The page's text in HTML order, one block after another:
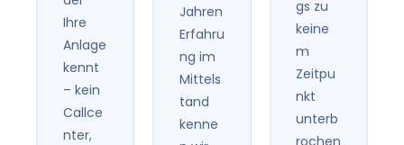
Ihre
Anlage
kennt
– kein
Callce
nter,
Jahren
Erfahru
ng im
Mittels
tand
kenne
gs zu
keine
m
Zeitpu
nkt
unterb
rochen